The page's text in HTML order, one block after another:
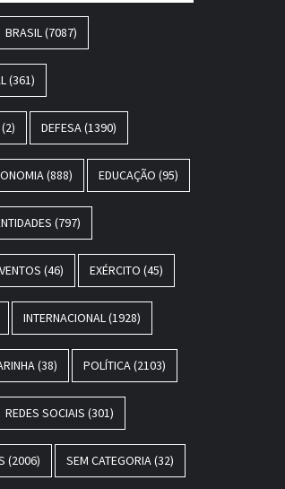
BRASIL (7087)
(361)
(2) DEFESA (1390)
(888) EDUCAÇÃO (95)
(797)
(46) EXÉRCITO (45)
INTERNACIONAL (1928)
(38) POLÍTICA (2103)
REDES SOCIAIS (301)
(2006) SEM CATEGORIA (32)